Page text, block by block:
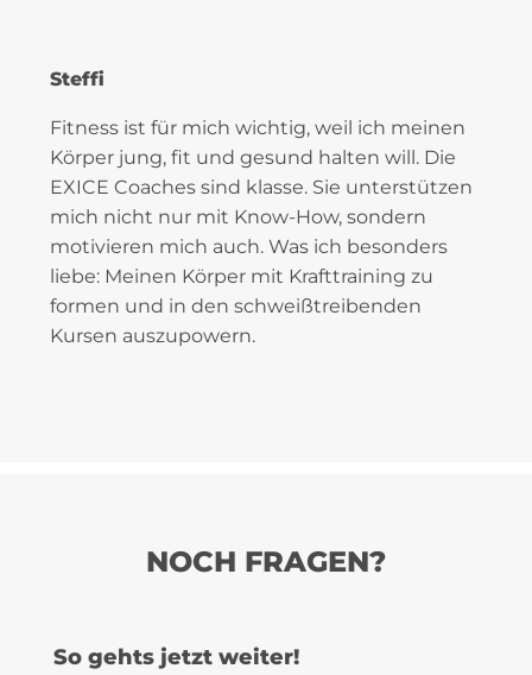
Steffi
Fitness ist für mich wichtig, weil ich meinen
Körper jung, fit und gesund halten will. Die
EXICE Coaches sind klasse. Sie unterstützen
mich nicht nur mit Know-How, sondern
motivieren mich auch. Was ich besonders
liebe: Meinen Körper mit Krafttraining zu
formen und in den schweißtreibenden
Kursen auszupowern.
NOCH FRAGEN?
So gehts jetzt weiter!